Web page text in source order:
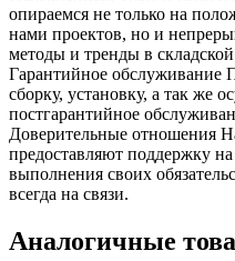
опираемся не только на
нами проектов, но и
методы и тренды в
Гарантийное обслуживание
сборку, установку, а так же
постгарантийное
Доверительные отношения
предоставляют поддержку
выполнения своих
всегда на связи.
Аналогичные